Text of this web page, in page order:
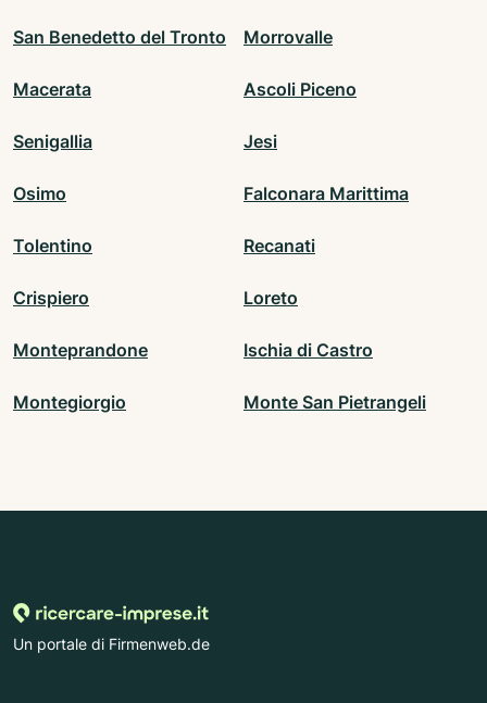
San Benedetto del Tronto Morrovalle
Macerata Ascoli Piceno
Senigallia Jesi
Osimo Falconara Marittima
Tolentino Recanati
Crispiero Loreto
Monteprandone Ischia di Castro
Montegiorgio Monte San Pietrangeli
Un portale di Firmenweb.de